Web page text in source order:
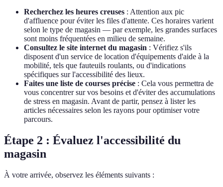
Recherchez les heures creuses : Attention aux pic
d'affluence pour éviter les files d'attente. Ces horaires varient
selon le type de magasin — par exemple, les grandes surfaces
sont moins fréquentées en milieu de semaine.
Consultez le site internet du magasin : Vérifiez s'ils
disposent d'un service de location d'équipements d'aide à la
mobilité, tels que fauteuils roulants, ou d'indications
spécifiques sur l'accessibilité des lieux.
Faites une liste de courses précise : Cela vous permettra de
vous concentrer sur vos besoins et d'éviter des accumulations
de stress en magasin. Avant de partir, pensez à lister les
articles nécessaires selon les rayons pour optimiser votre
parcours.
Étape 2 : Évaluez l'accessibilité du
magasin
À votre arrivée, observez les éléments suivants :